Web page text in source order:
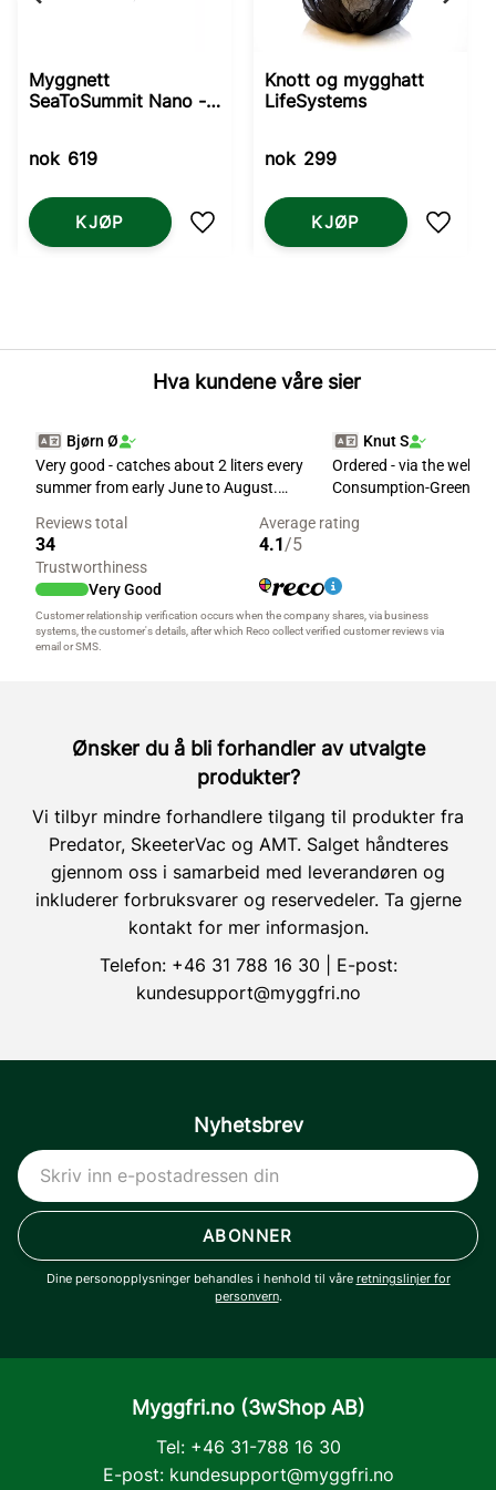
Myggnett
SeaToSummit Nano -
nok 619
Lagre som favoritt
KJØP
Knott og mygghatt
LifeSystems
nok 299
Lagre
KJØP
Hva kundene våre sier
Ønsker du å bli forhandler av utvalgte
produkter?
Vi tilbyr mindre forhandlere tilgang til produkter fra
Predator, SkeeterVac og AMT. Salget håndteres
gjennom oss i samarbeid med leverandøren og
inkluderer forbruksvarer og reservedeler. Ta gjerne
kontakt for mer informasjon.
Telefon: +46 31 788 16 30 | E-post:
kundesupport@myggfri.no
Nyhetsbrev
ABONNER
Dine personopplysninger behandles i henhold til våre retningslinjer for
personvern.
Myggfri.no (3wShop AB)
Tel: +46 31-788 16 30
E-post: kundesupport@myggfri.no